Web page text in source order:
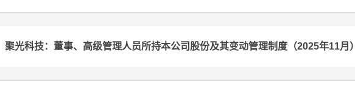
聚光科技：董事、高级管理人员所持本公司股份及其变动管理制度（2025年11月）